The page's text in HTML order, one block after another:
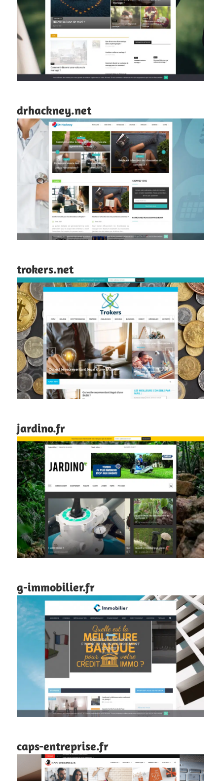
drhackney.net
trokers.net
jardino.fr
g-immobilier.fr
caps-entreprise.fr